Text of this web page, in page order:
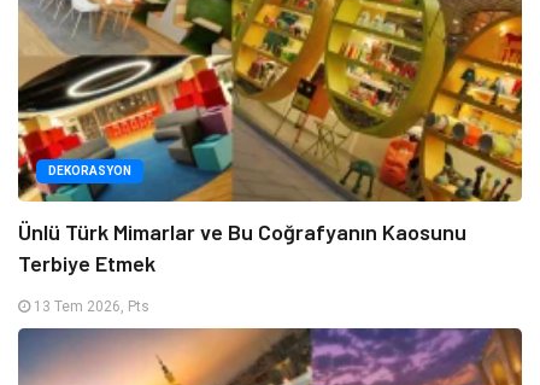
DEKORASYON
Ünlü Türk Mimarlar ve Bu Coğrafyanın Kaosunu
Terbiye Etmek
13 Tem 2026, Pts